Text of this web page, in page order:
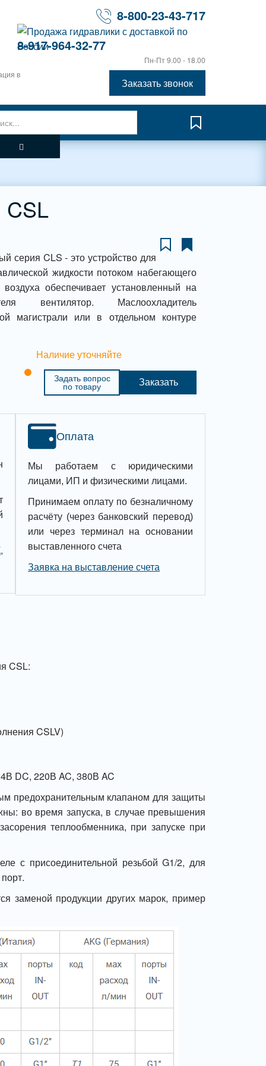
8-800-23-43-717
8-917-964-32-77
Пн-Пт 9.00 - 18.00
в
Заказать звонок
серия CLS - это устройство для
жидкости потоком набегающего
обеспечивает установленный на
вентилятор. Маслоохладитель
магистрали или в отдельном контуре
Наличие уточняйте
Задать вопрос
по товару
Заказать
Оплата
Мы работаем с юридическими
лицами, ИП и физическими лицами.
Принимаем оплату по безналичному
расчёту (через банковский перевод)
или через терминал на основании
выставленного счета
Заявка на выставление счета
CSL:
CSLV)
DC, 220В AC, 380В AC
предохранительным клапаном для защиты
во время запуска, в случае превышения
теплообменника, при запуске при
с присоединительной резьбой G1/2, для
заменой продукции других марок, пример